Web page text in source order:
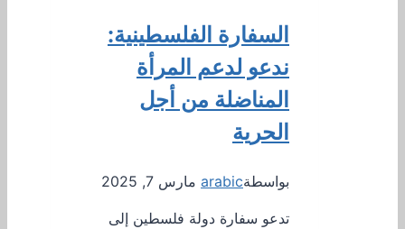
السفارة الفلسطينية:
ندعو لدعم المرأة
المناضلة من أجل
الحرية
بواسطةarabic مارس 7, 2025
تدعو سفارة دولة فلسطين إلى